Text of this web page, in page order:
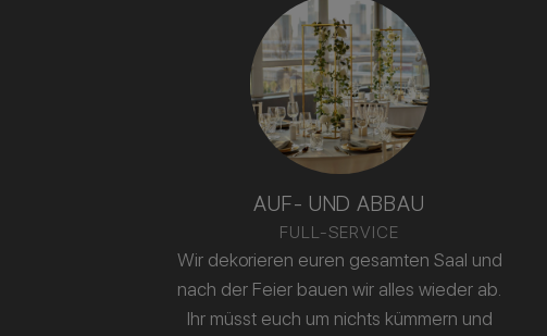
AUF- UND ABBAU
FULL-SERVICE
Wir dekorieren euren gesamten Saal und
nach der Feier bauen wir alles wieder ab.
Ihr müsst euch um nichts kümmern und